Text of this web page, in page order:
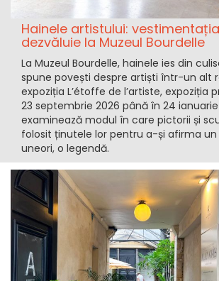
Hainele artistului:
dezvăluie la Muzeul Bourdelle
La Muzeul Bourdelle, hainele ies din
spune povești despre artiști într-un alt
expoziția L’étoffe de l’artiste, expoziția
23 septembrie 2026 până în 24
examinează modul în care pictorii și
folosit ținutele lor pentru a-și afirma un
uneori, o legendă.